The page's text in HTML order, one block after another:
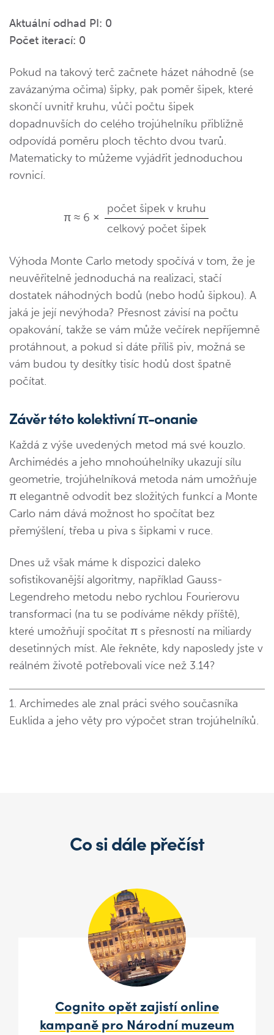
Aktuální odhad PI: 0
Počet iterací: 0
Pokud na takový terč začnete házet náhodně (se
zavázanýma očima) šipky, pak poměr šipek, které
skončí uvnitř kruhu, vůči počtu šipek
dopadnuvších do celého trojúhelníku přibližně
odpovídá poměru ploch těchto dvou tvarů.
Matematicky to můžeme vyjádřit jednoduchou
rovnicí.
π ≈ 6 ×
počet šipek v kruhu
celkový počet šipek
Výhoda Monte Carlo metody spočívá v tom, že je
neuvěřitelně jednoduchá na realizaci, stačí
dostatek náhodných bodů (nebo hodů šipkou). A
jaká je její nevýhoda? Přesnost závisí na počtu
opakování, takže se vám může večírek nepříjemně
protáhnout, a pokud si dáte příliš piv, možná se
vám budou ty desítky tisíc hodů dost špatně
počítat.
Závěr této kolektivní π-onanie
Každá z výše uvedených metod má své kouzlo.
Archimédés a jeho mnohoúhelníky ukazují sílu
geometrie, trojúhelníková metoda nám umožňuje
π elegantně odvodit bez složitých funkcí a Monte
Carlo nám dává možnost ho spočítat bez
přemýšlení, třeba u piva s šipkami v ruce.
Dnes už však máme k dispozici daleko
sofistikovanější algoritmy, například Gauss-
Legendreho metodu nebo rychlou Fourierovu
transformaci (na tu se podíváme někdy příště),
které umožňují spočítat π s přesností na miliardy
desetinných míst. Ale řekněte, kdy naposledy jste v
reálném životě potřebovali více než 3.14?
1. Archimedes ale znal práci svého současníka
Euklida a jeho věty pro výpočet stran trojúhelníků.
Co si dále přečíst
Cognito opět zajistí online
kampaně pro Národní muzeum